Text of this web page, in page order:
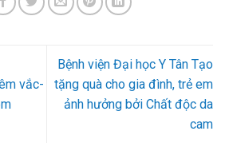
vắc-
Bệnh viện Đại học Y Tân Tạo
tặng quà cho gia đình, trẻ em
ảnh hưởng bởi Chất độc da
cam